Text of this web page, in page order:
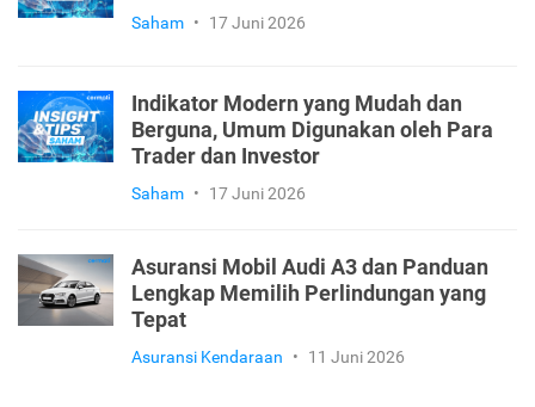
Saham • 17 Juni 2026
Indikator Modern yang Mudah dan
Berguna, Umum Digunakan oleh Para
Trader dan Investor
Saham • 17 Juni 2026
Asuransi Mobil Audi A3 dan Panduan
Lengkap Memilih Perlindungan yang
Tepat
Asuransi Kendaraan • 11 Juni 2026